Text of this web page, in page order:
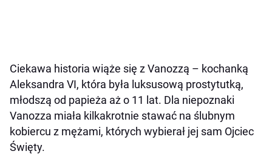
Ciekawa historia wiąże się z Vanozzą – kochanką
Aleksandra VI, która była luksusową prostytutką,
młodszą od papieża aż o 11 lat. Dla niepoznaki
Vanozza miała kilkakrotnie stawać na ślubnym
kobiercu z mężami, których wybierał jej sam Ojciec
Święty.